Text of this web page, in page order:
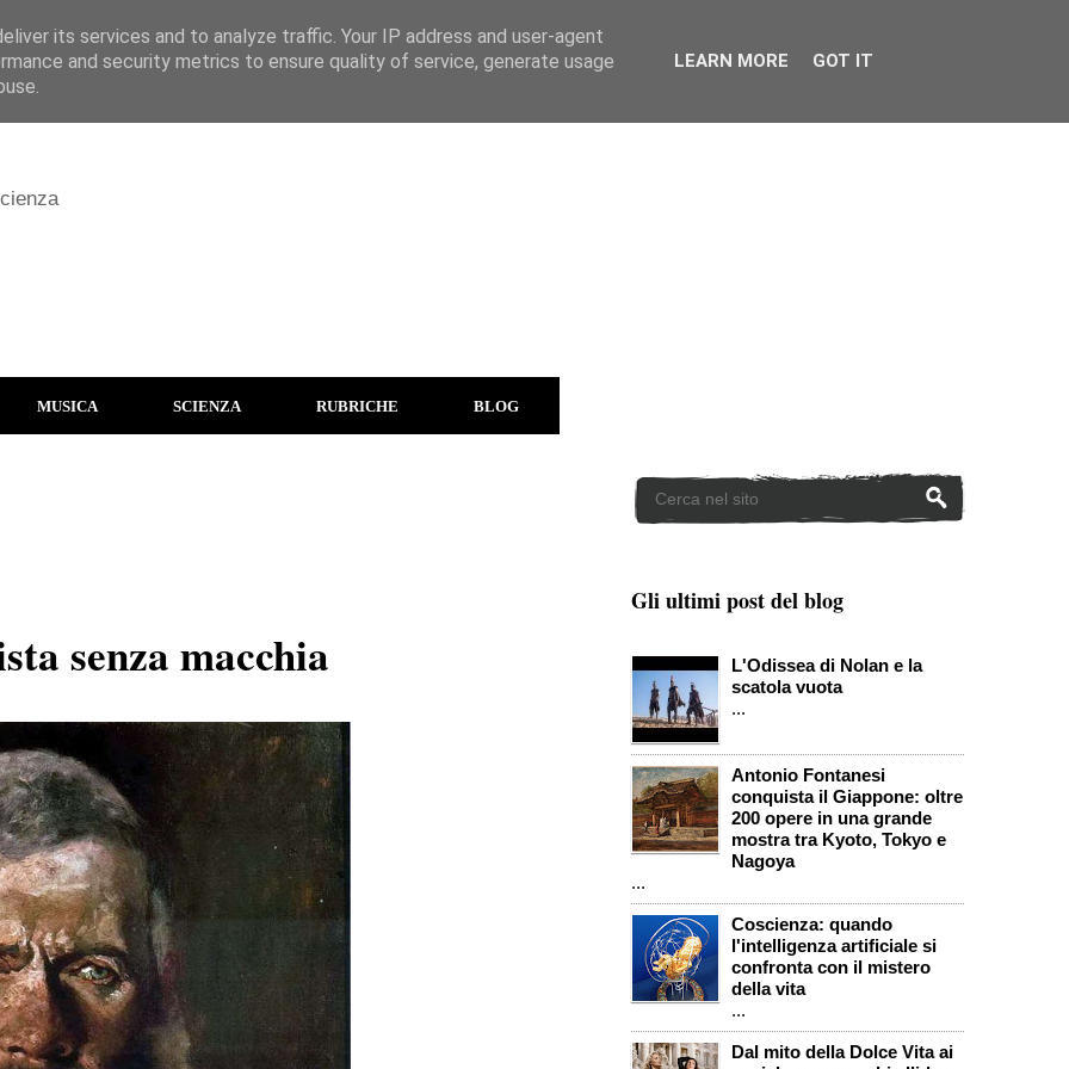
MUSICA SCIENZA RUBRICHE BLOG
senza macchia
Gli ultimi post del blog
L'Odissea di Nolan e la
scatola vuota
...
Antonio Fontanesi
conquista il Giappone: oltre
200 opere in una grande
mostra tra Kyoto, Tokyo e
Nagoya
...
Coscienza: quando
l'intelligenza artificiale si
confronta con il mistero
della vita
...
Dal mito della Dolce Vita ai
its services and to analyze traffic. Your IP address and user-agent
and security metrics to ensure quality of service, generate usage
LEARN MORE GOT IT